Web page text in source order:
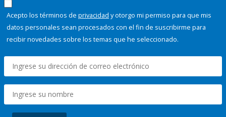
Acepto los términos de privacidad y otorgo mi permiso para que mis
datos personales sean procesados con el fin de suscribirme para
recibir novedades sobre los temas que he seleccionado.